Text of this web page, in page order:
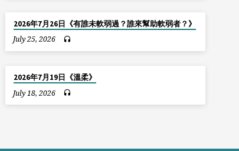
2026年7月26日《有誰未軟弱過？誰來幫助軟弱者？》
July 25, 2026
2026年7月19日《溫柔》
July 18, 2026